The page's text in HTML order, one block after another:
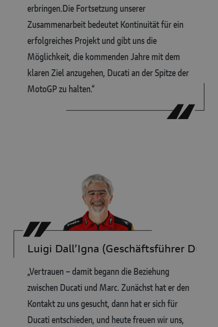
erbringen.Die Fortsetzung unserer
Zusammenarbeit bedeutet Kontinuität für ein
erfolgreiches Projekt und gibt uns die
Möglichkeit, die kommenden Jahre mit dem
klaren Ziel anzugehen, Ducati an der Spitze der
MotoGP zu halten.“
Luigi Dall’Igna (Geschäftsführer
„Vertrauen – damit begann die Beziehung
zwischen Ducati und Marc. Zunächst hat er den
Kontakt zu uns gesucht, dann hat er sich für
Ducati entschieden, und heute freuen wir uns,